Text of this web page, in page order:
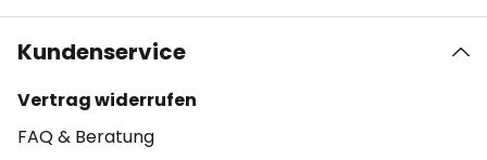
Kundenservice
Vertrag widerrufen
FAQ & Beratung